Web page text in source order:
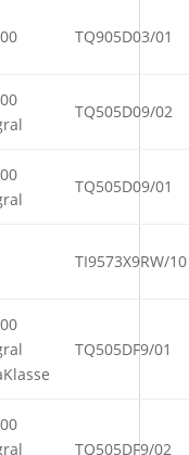
TQ905D03/01
TQ505D09/02
TQ505D09/01
TI9573X9RW/10
TQ505DF9/01
TQ505DF9/02